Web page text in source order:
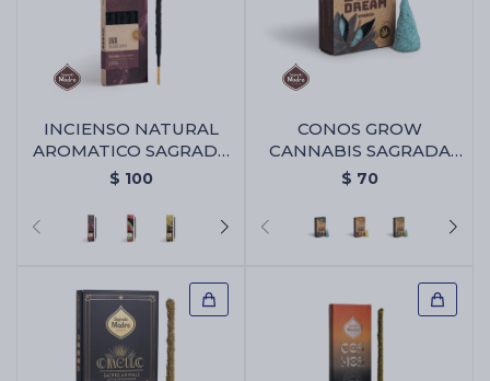
INCIENSO NATURAL
AROMATICO SAGRADA
MADRE - Uva
$ 100
CONOS GROW
CANNABIS SAGRADA
MADRE - Blue Dream
$ 70